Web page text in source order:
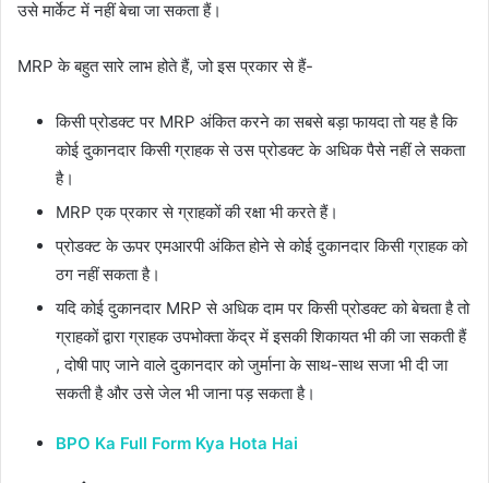
उसे मार्केट में नहीं बेचा जा सकता हैं।
MRP के बहुत सारे लाभ होते हैं, जो इस प्रकार से हैं-
किसी प्रोडक्ट पर MRP अंकित करने का सबसे बड़ा फायदा तो यह है कि
कोई दुकानदार किसी ग्राहक से उस प्रोडक्ट के अधिक पैसे नहीं ले सकता
है।
MRP एक प्रकार से ग्राहकों की रक्षा भी करते हैं।
प्रोडक्ट के ऊपर एमआरपी अंकित होने से कोई दुकानदार किसी ग्राहक को
ठग नहीं सकता है।
यदि कोई दुकानदार MRP से अधिक दाम पर किसी प्रोडक्ट को बेचता है तो
ग्राहकों द्वारा ग्राहक उपभोक्ता केंद्र में इसकी शिकायत भी की जा सकती हैं
, दोषी पाए जाने वाले दुकानदार को जुर्माना के साथ-साथ सजा भी दी जा
सकती है और उसे जेल भी जाना पड़ सकता है।
BPO Ka Full Form Kya Hota Hai